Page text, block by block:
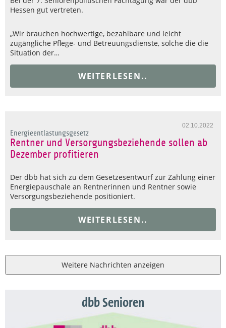
Hessen gut vertreten.
„Wir brauchen hochwertige, bezahlbare und leicht
zugängliche Pflege- und Betreuungsdienste, solche die die
Situation der…
WEITERLESEN..
02.10.2022
Energieentlastungsgesetz
Rentner und Versorgungsbeziehende sollen ab
Dezember profitieren
Der dbb hat sich zu dem Gesetzesentwurf zur Zahlung einer
Energiepauschale an Rentnerinnen und Rentner sowie
Versorgungsbeziehende positioniert.
WEITERLESEN..
Weitere Nachrichten anzeigen
dbb Senioren